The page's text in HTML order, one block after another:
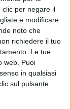
per negare il
e modificare
noto che
richiedere il tuo
Le tue
web. Puoi
in qualsiasi
sul pulsante